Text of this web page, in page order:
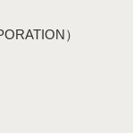
）